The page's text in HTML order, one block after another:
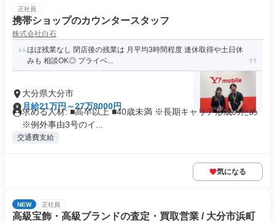
正社員
携帯ショップのカウンタースタッフ
株式会社白石
ほぼ残業なし 閉店後の残業は 月平均3時間程度 連休取得や土日休
みも 相談OK◎ プライベ...
大分県大分市
月給21万円～27万8000円
求める人材: ■高卒以上 ■40歳未満 ※長期キャリア形成のため
※例外事由3号のイ...
交通費支給
気になる
NEW 正社員
高級宝飾・高級ブランドの査定・買取営業 / 大分市浜町